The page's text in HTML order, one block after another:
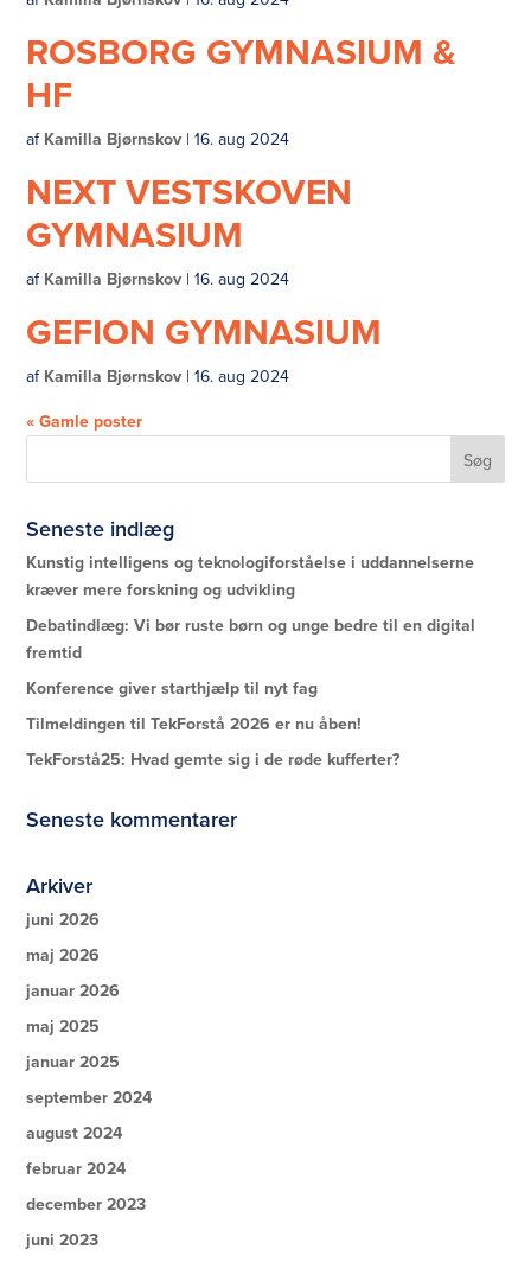
ROSBORG GYMNASIUM &
HF
af Kamilla Bjørnskov |16. aug 2024
NEXT VESTSKOVEN
GYMNASIUM
af Kamilla Bjørnskov |16. aug 2024
GEFION GYMNASIUM
af Kamilla Bjørnskov |16. aug 2024
« Gamle poster
Seneste indlæg
Kunstig intelligens og teknologiforståelse i uddannelserne
kræver mere forskning og udvikling
Debatindlæg: Vi bør ruste børn og unge bedre til en digital
fremtid
Konference giver starthjælp til nyt fag
Tilmeldingen til TekForstå 2026 er nu åben!
TekForstå25: Hvad gemte sig i de røde kufferter?
Seneste kommentarer
Arkiver
juni 2026
maj 2026
januar 2026
maj 2025
januar 2025
september 2024
august 2024
februar 2024
december 2023
juni 2023